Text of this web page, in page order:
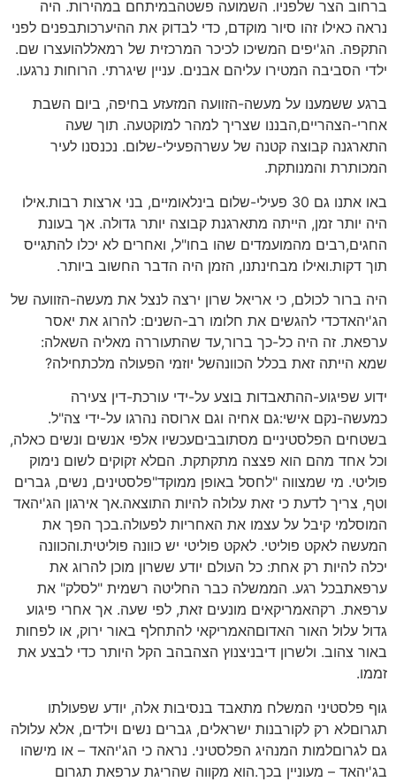
ברחוב הצר שלפניו. השמועה פשטהבמיתחם במהירות. היה
נראה כאילו זהו סיור מוקדם, כדי לבדוק את ההיערכותבפנים לפני
התקפה. הג'יפים המשיכו לכיכר המרכזית של רמאללהועצרו שם.
ילדי הסביבה המטירו עליהם אבנים. עניין שיגרתי. הרוחות נרגעו.
ברגע ששמענו על מעשה-הזוועה המזעזע בחיפה, ביום השבת
אחרי-הצהריים,הבננו שצריך למהר למוקטעה. תוך שעה
התארגנה קבוצה קטנה של עשרהפעילי-שלום. נכנסנו לעיר
המכותרת והמנותקת.
באו אתנו גם 30 פעילי-שלום בינלאומיים, בני ארצות רבות.אילו
היה יותר זמן, הייתה מתארגנת קבוצה יותר גדולה. אך בעונת
החגים,רבים מהמועמדים שהו בחו"ל, ואחרים לא יכלו להתגייס
תוך דקות.ואילו מבחינתנו, הזמן היה הדבר החשוב ביותר.
היה ברור לכולם, כי אריאל שרון ירצה לנצל את מעשה-הזוועה של
הג'יהאדכדי להגשים את חלומו רב-השנים: להרוג את יאסר
ערפאת. זה היה כל-כך ברור,עד שהתעוררה מאליה השאלה:
שמא הייתה זאת בכלל הכוונהשל יוזמי הפעולה מלכתחילה?
ידוע שפיגוע-ההתאבדות בוצע על-ידי עורכת-דין צעירה
כמעשה-נקם אישי:גם אחיה וגם ארוסה נהרגו על-ידי צה"ל.
בשטחים הפלסטיניים מסתובביםעכשיו אלפי אנשים ונשים כאלה,
וכל אחד מהם הוא פצצה מתקתקת. הםלא זקוקים לשום נימוק
פוליטי. מי שמצווה "לחסל באופן ממוקד"פלסטינים, נשים, גברים
וטף, צריך לדעת כי זאת עלולה להיות התוצאה.אך אירגון הג'יהאד
המוסלמי קיבל על עצמו את האחריות לפעולה.בכך הפך את
המעשה לאקט פוליטי. לאקט פוליטי יש כוונה פוליטית.והכוונה
יכלה להיות רק אחת: כל העולם יודע ששרון מוכן להרוג את
ערפאתבכל רגע. הממשלה כבר החליטה רשמית "לסלק" את
ערפאת. רקהאמריקאים מונעים זאת, לפי שעה. אך אחרי פיגוע
גדול עלול האור האדוםהאמריקאי להתחלף באור ירוק, או לפחות
באור צהוב. ולשרון דיבניצנוץ הצהבהב הקל היותר כדי לבצע את
זממו.
גוף פלסטיני המשלח מתאבד בנסיבות אלה, יודע שפעולתו
תגרוםלא רק לקורבנות ישראלים, גברים נשים וילדים, אלא עלולה
גם לגרוםלמות המנהיג הפלסטיני. נראה כי הג'יהאד – או מישהו
בג'יהאד – מעוניין בכך.הוא מקווה שהריגת ערפאת תגרום